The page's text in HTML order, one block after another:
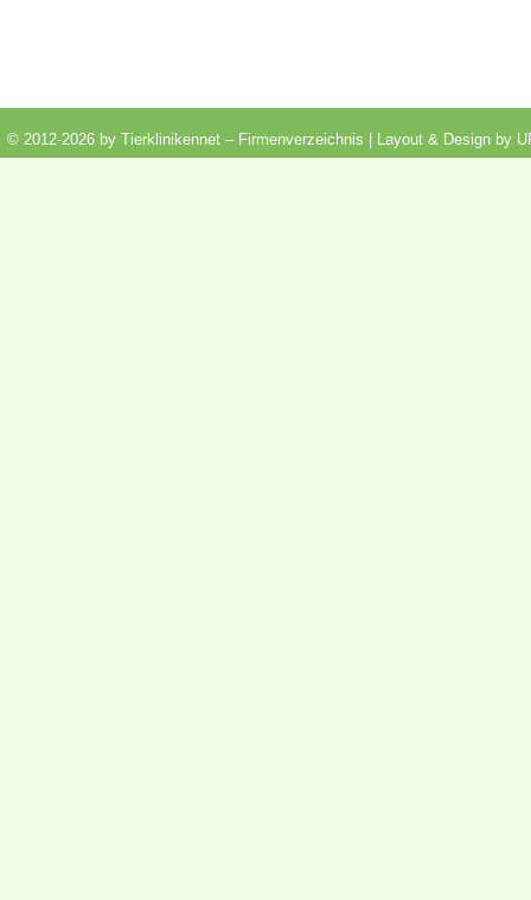
© 2012-2026 by Tierklinikennet – Firmenverzeichnis | Layout & Design by